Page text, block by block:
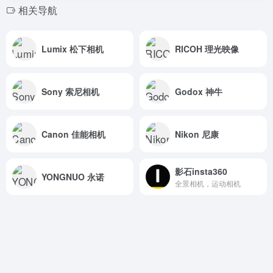
相关导航
Lumix 松下相机 RICOH 理光映像
Sony 索尼相机 Godox 神牛
Canon 佳能相机 Nikon 尼康
YONGNUO 永诺 影石insta360
全景相机，运动相机